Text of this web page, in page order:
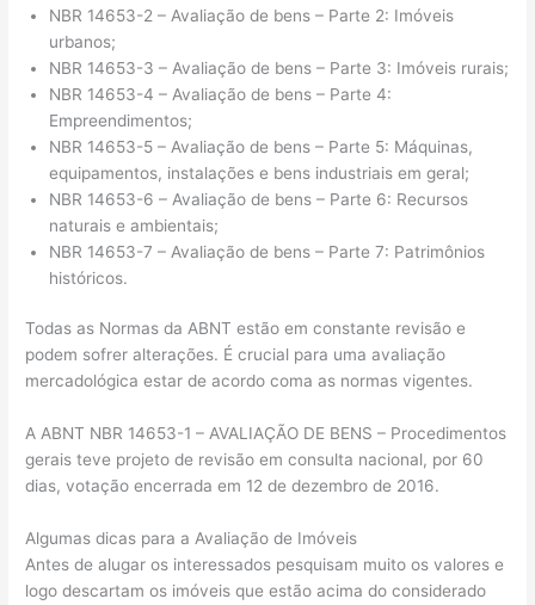
NBR 14653-2 – Avaliação de bens – Parte 2: Imóveis
urbanos;
NBR 14653-3 – Avaliação de bens – Parte 3: Imóveis rurais;
NBR 14653-4 – Avaliação de bens – Parte 4:
Empreendimentos;
NBR 14653-5 – Avaliação de bens – Parte 5: Máquinas,
equipamentos, instalações e bens industriais em geral;
NBR 14653-6 – Avaliação de bens – Parte 6: Recursos
naturais e ambientais;
NBR 14653-7 – Avaliação de bens – Parte 7: Patrimônios
históricos.
Todas as Normas da ABNT estão em constante revisão e
podem sofrer alterações. É crucial para uma avaliação
mercadológica estar de acordo coma as normas vigentes.
A ABNT NBR 14653-1 – AVALIAÇÃO DE BENS – Procedimentos
gerais teve projeto de revisão em consulta nacional, por 60
dias, votação encerrada em 12 de dezembro de 2016.
Algumas dicas para a Avaliação de Imóveis
Antes de alugar os interessados pesquisam muito os valores e
logo descartam os imóveis que estão acima do considerado